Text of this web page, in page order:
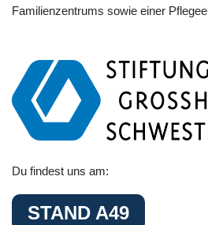
Familienzentrums sowie einer
Du findest uns am:
STAND A49